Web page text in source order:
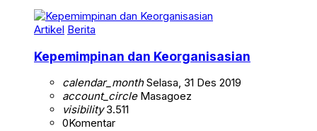
Artikel Berita
Kepemimpinan dan Keorganisasian
calendar_monthSelasa, 31 Des 2019
account_circleMasagoez
visibility3.511
0Komentar